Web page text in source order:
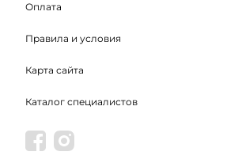
Оплата
Правила и условия
Карта сайта
Каталог специалистов